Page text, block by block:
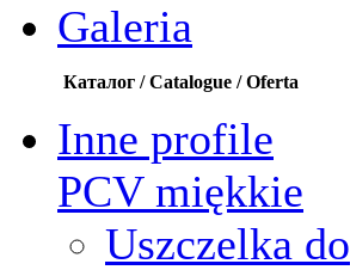
Galeria
Каталог / Catalogue / Oferta
Inne profile
PCV miękkie
Uszczelka do